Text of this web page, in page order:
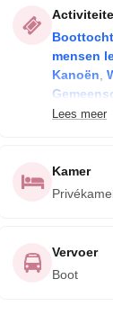
Boottocht
mensen
Kanoën
Activiteiten
Lees meer
Kamer
Vervoer
Boot